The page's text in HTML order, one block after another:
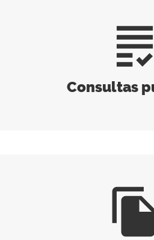
grading
Consultas